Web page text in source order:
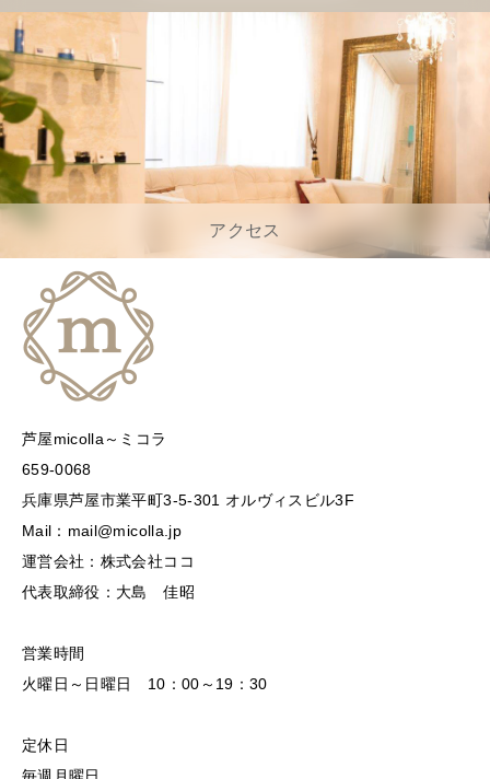
アクセス
芦屋micolla～ミコラ
659-0068
兵庫県芦屋市業平町3-5-301 オルヴィスビル3F
Mail：mail@micolla.jp
運営会社：株式会社ココ
代表取締役：大島 佳昭
営業時間
火曜日～日曜日 10：00～19：30
定休日